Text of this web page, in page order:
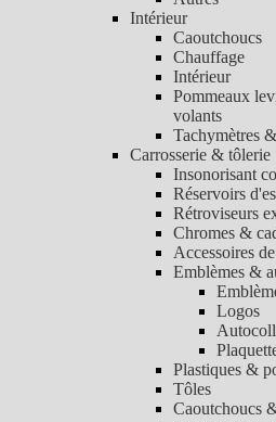
Intérieur
Caoutchoucs
Chauffage
Intérieur
Pommeaux
volants
Tachymètres
Carrosserie & tôlerie
Insonorisant
Réservoirs
Rétroviseurs
Chromes &
Accessoires
Emblèmes &
Logos
Plastiques &
Tôles
Caoutchoucs